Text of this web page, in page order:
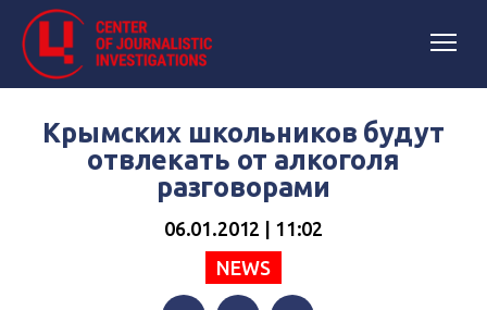
Крымских школьников будут
отвлекать от алкоголя
разговорами
06.01.2012 | 11:02
NEWS